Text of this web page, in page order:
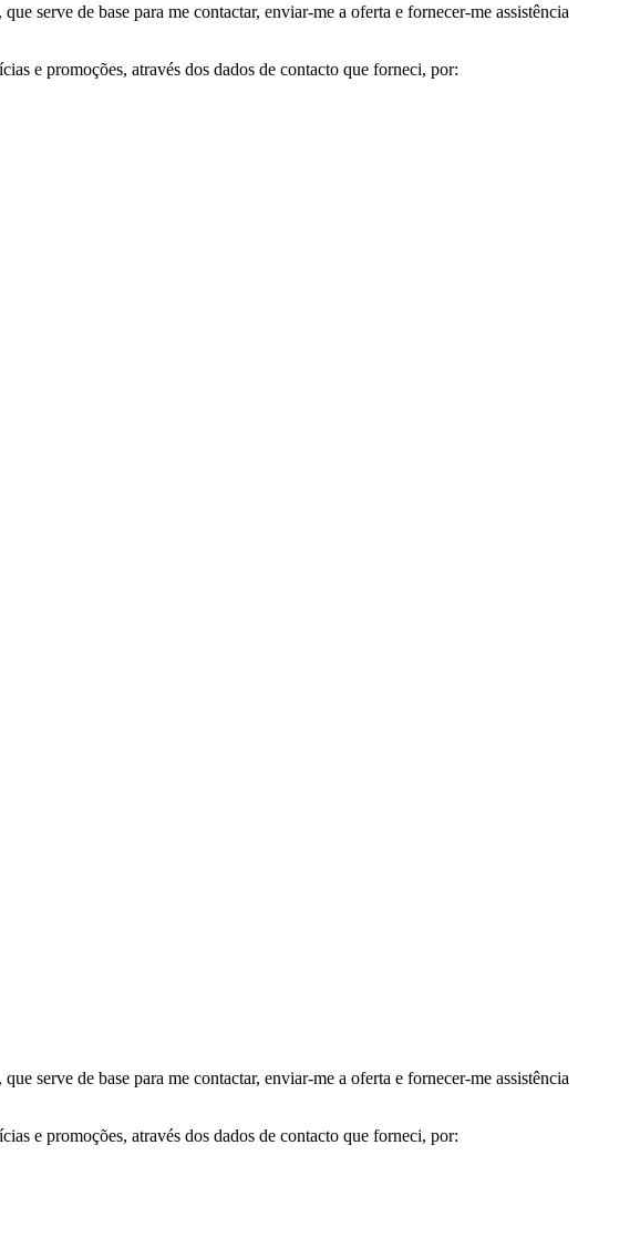
serve de base para me contactar, enviar-me a oferta e fornecer-me assistência
e promoções, através dos dados de contacto que forneci, por:
serve de base para me contactar, enviar-me a oferta e fornecer-me assistência
e promoções, através dos dados de contacto que forneci, por: